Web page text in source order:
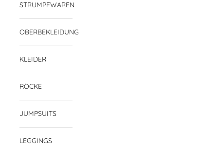
STRUMPFWAREN
OBERBEKLEIDUNG
KLEIDER
RÖCKE
JUMPSUITS
LEGGINGS